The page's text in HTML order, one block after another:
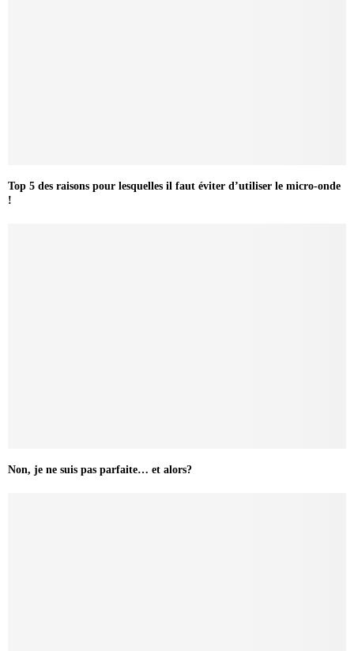
Top 5 des raisons pour lesquelles il faut éviter d’utiliser le micro-onde
!
Non, je ne suis pas parfaite… et alors?